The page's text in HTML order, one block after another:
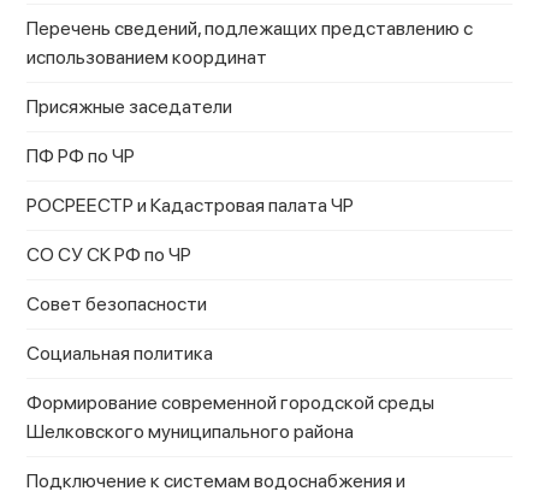
Перечень сведений, подлежащих представлению с
использованием координат
Присяжные заседатели
ПФ РФ по ЧР
РОСРЕЕСТР и Кадастровая палата ЧР
СО СУ СК РФ по ЧР
Совет безопасности
Социальная политика
Формирование современной городской среды
Шелковского муниципального района
Подключение к системам водоснабжения и